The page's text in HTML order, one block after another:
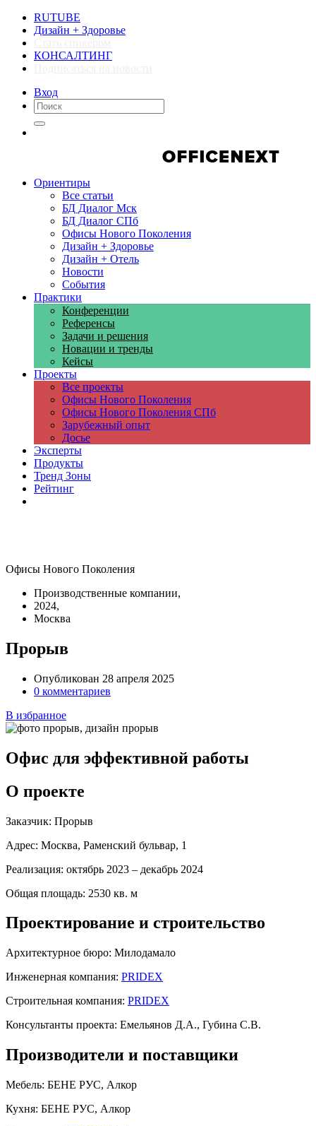
RUTUBE
Дизайн + Здоровье
КОНСАЛТИНГ
Вход
Ориентиры
Все статьи
БД Диалог Мск
БД Диалог СПб
Офисы Нового Поколения
Дизайн + Здоровье
Дизайн + Отель
Новости
События
Практики
Конференции
Референсы
Задачи и решения
Новации и тренды
Кейсы
Проекты
Все проекты
Офисы Нового Поколения
Офисы Нового Поколения СПб
Зарубежный опыт
Досье
Эксперты
Продукты
Тренд Зоны
Рейтинг
Офисы Нового Поколения
Производственные компании,
2024,
Москва
Прорыв
Опубликован 28 апреля 2025
0 комментариев
В избранное
Офис для эффективной работы
О проекте
Заказчик: Прорыв
Адрес: Москва, Раменский бульвар, 1
Реализация: октябрь 2023 – декабрь 2024
Общая площадь: 2530 кв. м
Проектирование и строительство
Архитектурное бюро: Милодамало
Инженерная компания: PRIDEX
Строительная компания: PRIDEX
Консультанты проекта: Емельянов Д.А., Губина С.В.
Производители и поставщики
Мебель: БЕНЕ РУС, Алкор
Кухня: БЕНЕ РУС, Алкор